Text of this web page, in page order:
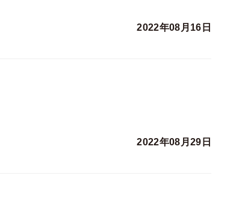
2022年08月16日
2022年08月29日